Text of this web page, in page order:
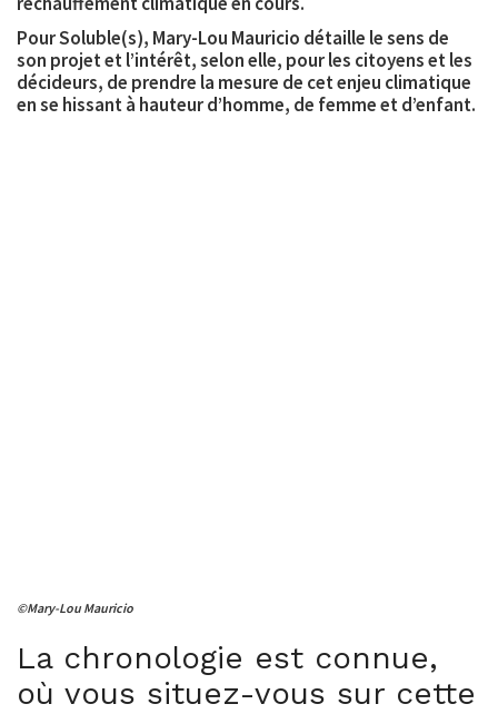
Pour Soluble(s), Mary-Lou Mauricio détaille le sens de
son projet et l’intérêt, selon elle, pour les citoyens et les
décideurs, de prendre la mesure de cet enjeu climatique
en se hissant à hauteur d’homme, de femme et d’enfant.
©Mary-Lou Mauricio
La chronologie est connue,
où vous situez-vous sur cette